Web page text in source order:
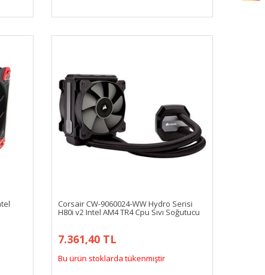
Corsair CW-9060024-WW Hydro Serisi
H80i v2 Intel AM4 TR4 Cpu Sıvı Soğutucu
7.361,40 TL
Bu ürün stoklarda tükenmiştir